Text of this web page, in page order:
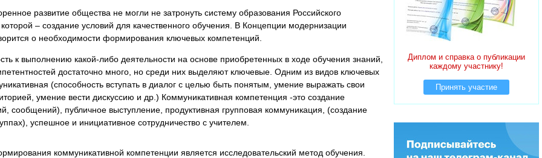
развитие общества не могли не затронуть систему образования Российского
которой – создание условий для качественного обучения. В Концепции модернизации
о необходимости формирования ключевых компетенций.
к выполнению какой-либо деятельности на основе приобретенных в ходе обучения знаний,
достаточно много, но среди них выделяют ключевые. Одним из видов ключевых
(способность вступать в диалог с целью быть понятым, умение выражать свои
умение вести дискуссию и др.) Коммуникативная компетенция -это создание
сообщений), публичное выступление, продуктивная групповая коммуникация, (создание
успешное и инициативное сотрудничество с учителем.
коммуникативной компетенции является исследовательский метод обучения.
Диплом и справка о публикации
каждому участнику!
Принять участие